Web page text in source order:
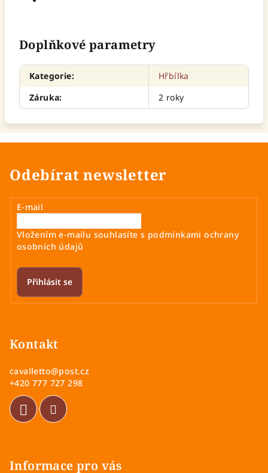
Doplňkové parametry
Kategorie:
Hřbílka
Záruka: 2 roky
Odebírat newsletter
E-mail
Vložením e-mailu souhlasíte s podmínkami ochrany
osobních údajů
Přihlásit se
Kontakt
cavalletto@post.cz
+420 777 727 298
Informace pro vás